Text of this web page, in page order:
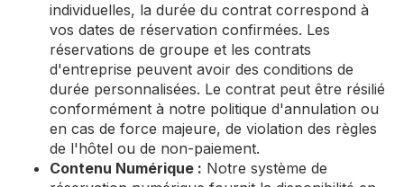
individuelles, la durée du contrat correspond à
vos dates de réservation confirmées. Les
réservations de groupe et les contrats
d'entreprise peuvent avoir des conditions de
durée personnalisées. Le contrat peut être résilié
conformément à notre politique d'annulation ou
en cas de force majeure, de violation des règles
de l'hôtel ou de non-paiement.
Contenu Numérique : Notre système de